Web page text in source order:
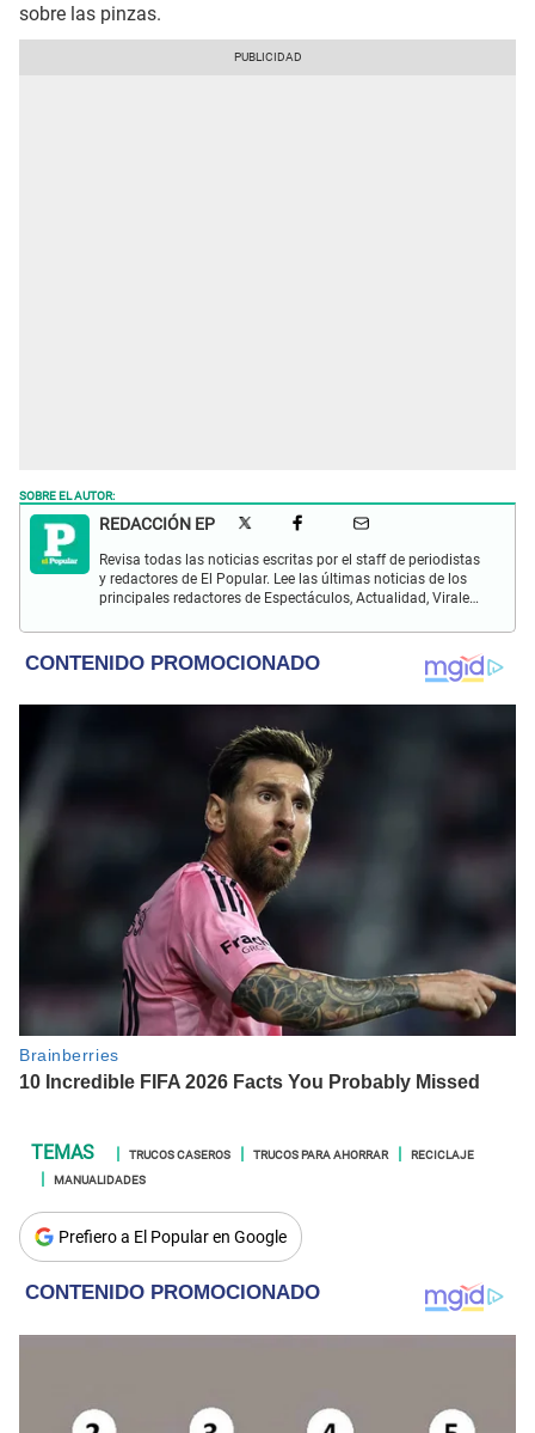
sobre las pinzas.
SOBRE EL AUTOR:
REDACCIÓN EP
Revisa todas las noticias escritas por el staff de periodistas
y redactores de El Popular. Lee las últimas noticias de los
principales redactores de Espectáculos, Actualidad, Virales,
TRUCOS CASEROS TRUCOS PARA AHORRAR
RECICLAJE
MANUALIDADES
Prefiero a El Popular en Google